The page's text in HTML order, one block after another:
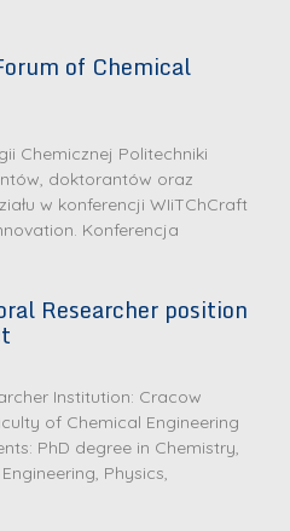
of Chemical
Chemicznej Politechniki
doktorantów oraz
w konferencji WIiTChCraft
Konferencja
Researcher position
Institution: Cracow
of Chemical Engineering
PhD degree in Chemistry,
Physics,